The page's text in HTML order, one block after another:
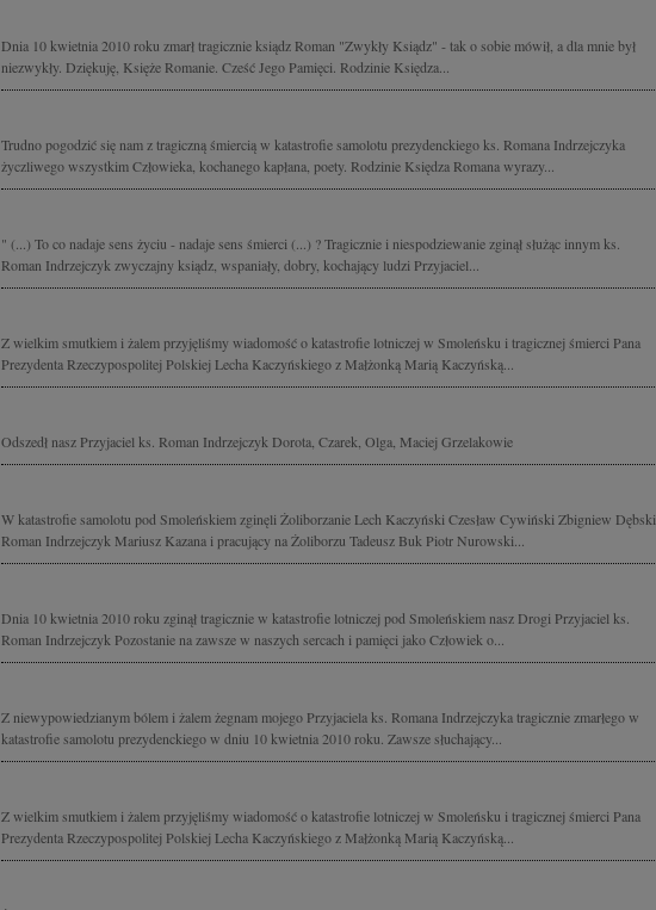
Dnia 10 kwietnia 2010 roku zmarł tragicznie ksiądz Roman "Zwykły Ksiądz" - tak o sobie mówił, a dla mnie był
niezwykły. Dziękuję, Księże Romanie. Cześć Jego Pamięci. Rodzinie Księdza...
Trudno pogodzić się nam z tragiczną śmiercią w katastrofie samolotu prezydenckiego ks. Romana Indrzejczyka
życzliwego wszystkim Człowieka, kochanego kapłana, poety. Rodzinie Księdza Romana wyrazy...
" (...) To co nadaje sens życiu - nadaje sens śmierci (...) ? Tragicznie i niespodziewanie zginął służąc innym ks.
Roman Indrzejczyk zwyczajny ksiądz, wspaniały, dobry, kochający ludzi Przyjaciel...
Z wielkim smutkiem i żalem przyjęliśmy wiadomość o katastrofie lotniczej w Smoleńsku i tragicznej śmierci Pana
Prezydenta Rzeczypospolitej Polskiej Lecha Kaczyńskiego z Małżonką Marią Kaczyńską...
Odszedł nasz Przyjaciel ks. Roman Indrzejczyk Dorota, Czarek, Olga, Maciej Grzelakowie
W katastrofie samolotu pod Smoleńskiem zginęli Żoliborzanie Lech Kaczyński Czesław Cywiński Zbigniew Dębski
Roman Indrzejczyk Mariusz Kazana i pracujący na Żoliborzu Tadeusz Buk Piotr Nurowski...
Dnia 10 kwietnia 2010 roku zginął tragicznie w katastrofie lotniczej pod Smoleńskiem nasz Drogi Przyjaciel ks.
Roman Indrzejczyk Pozostanie na zawsze w naszych sercach i pamięci jako Człowiek o...
Z niewypowiedzianym bólem i żalem żegnam mojego Przyjaciela ks. Romana Indrzejczyka tragicznie zmarłego w
katastrofie samolotu prezydenckiego w dniu 10 kwietnia 2010 roku. Zawsze słuchający...
Z wielkim smutkiem i żalem przyjęliśmy wiadomość o katastrofie lotniczej w Smoleńsku i tragicznej śmierci Pana
Prezydenta Rzeczypospolitej Polskiej Lecha Kaczyńskiego z Małżonką Marią Kaczyńską...